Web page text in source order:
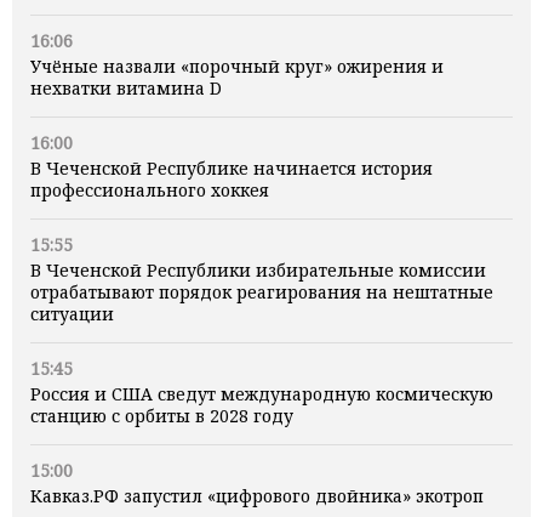
16:06
Учёные назвали «порочный круг» ожирения и
нехватки витамина D
16:00
В Чеченской Республике начинается история
профессионального хоккея
15:55
В Чеченской Республики избирательные комиссии
отрабатывают порядок реагирования на нештатные
ситуации
15:45
Россия и США сведут международную космическую
станцию с орбиты в 2028 году
15:00
Кавказ.РФ запустил «цифрового двойника» экотроп